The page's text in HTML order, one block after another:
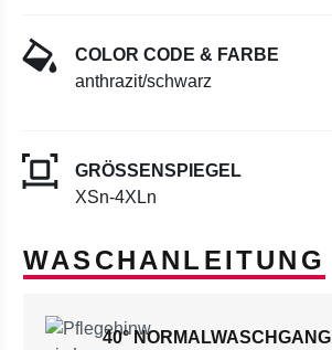
COLOR CODE & FARBE
anthrazit/schwarz
GRÖSSENSPIEGEL
XSn-4XLn
WASCHANLEITUNG
40° NORMALWASCHGANG